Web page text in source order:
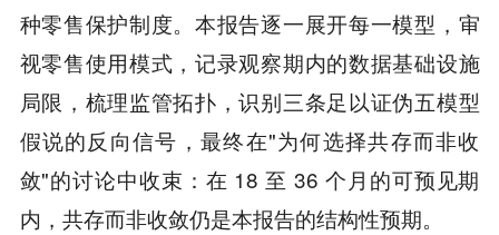
种零售保护制度。本报告逐一展开每一模型，审
视零售使用模式，记录观察期内的数据基础设施
局限，梳理监管拓扑，识别三条足以证伪五模型
假说的反向信号，最终在"为何选择共存而非收
敛"的讨论中收束：在 18 至 36 个月的可预见期
内，共存而非收敛仍是本报告的结构性预期。